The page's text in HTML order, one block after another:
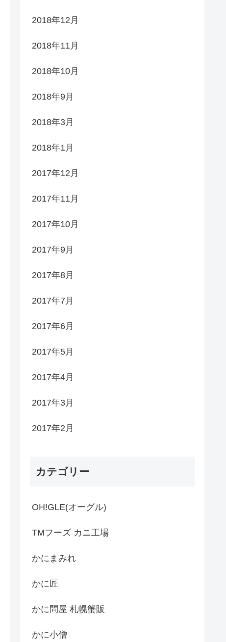
2018年12月
2018年11月
2018年10月
2018年9月
2018年3月
2018年1月
2017年12月
2017年11月
2017年10月
2017年9月
2017年8月
2017年7月
2017年6月
2017年5月
2017年4月
2017年3月
2017年2月
カテゴリー
OH!GLE(オーグル)
TMフーズ カニ工場
かにまみれ
かに匠
かに問屋 札幌蟹販
かに小僧